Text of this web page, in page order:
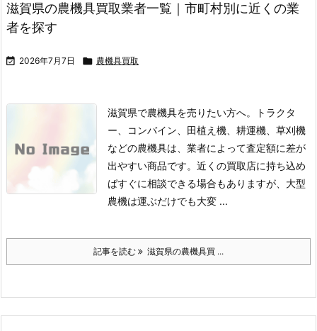
滋賀県の農機具買取業者一覧｜市町村別に近くの業
者を探す
 2026年7月7日  農機具買取
滋賀県で農機具を売りたい方へ。トラクタ
ー、コンバイン、田植え機、耕運機、草刈機
などの農機具は、業者によって査定額に差が
出やすい商品です。 近くの買取店に持ち込め
ばすぐに相談できる場合もありますが、大型
農機は運ぶだけでも大変 ...
記事を読む 滋賀県の農機具買 ...